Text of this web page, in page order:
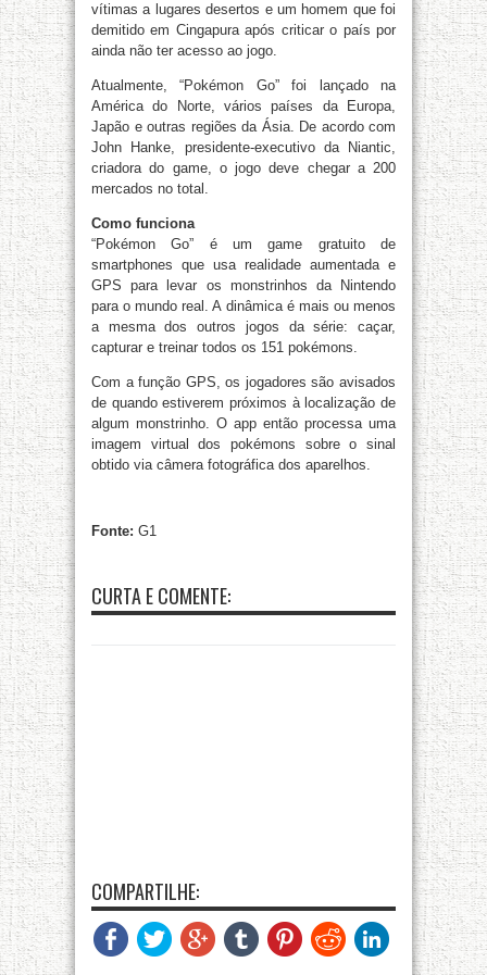
vítimas a lugares desertos e um homem que foi
demitido em Cingapura após criticar o país por
ainda não ter acesso ao jogo.
Atualmente, “Pokémon Go” foi lançado na
América do Norte, vários países da Europa,
Japão e outras regiões da Ásia. De acordo com
John Hanke, presidente-executivo da Niantic,
criadora do game, o jogo deve chegar a 200
mercados no total.
Como funciona
“Pokémon Go” é um game gratuito de
smartphones que usa realidade aumentada e
GPS para levar os monstrinhos da Nintendo
para o mundo real. A dinâmica é mais ou menos
a mesma dos outros jogos da série: caçar,
capturar e treinar todos os 151 pokémons.
Com a função GPS, os jogadores são avisados
de quando estiverem próximos à localização de
algum monstrinho. O app então processa uma
imagem virtual dos pokémons sobre o sinal
obtido via câmera fotográfica dos aparelhos.
Fonte: G1
CURTA E COMENTE:
COMPARTILHE: